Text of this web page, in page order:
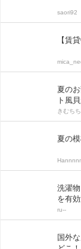
saori92
【賃
夏の
ト風
きむちち
夏の
洗濯
を有
ru--
国外